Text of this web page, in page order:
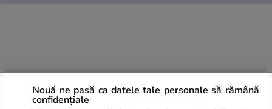
Nouă ne pasă ca datele tale personale să rămână
confidențiale